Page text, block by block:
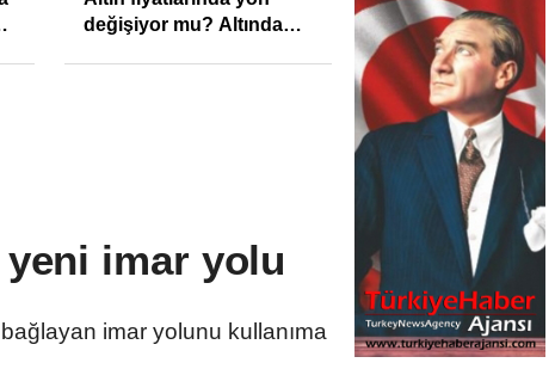
değişiyor mu? Altında
yeni imar yolu
imar yolunu kullanıma